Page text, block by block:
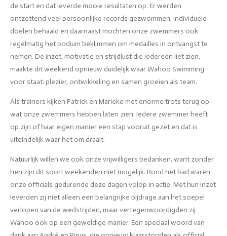
de start en dat leverde mooie resultaten op. Er werden
ontzettend veel persoonlijke records gezwommen, individuele
doelen behaald en daarnaast mochten onze zwemmers ook
regelmatig het podium beklimmen om medailles in ontvangst te
nemen. De inzet, motivatie en strijdlust die iedereen liet zien,
maakte dit weekend opnieuw duidelijk waar Wahoo Swimming
voor staat: plezier, ontwikkeling en samen groeien als team.
Als trainers kijken Patrick en Marieke met enorme trots terug op
wat onze zwemmers hebben laten zien. Iedere zwemmer heeft
op zijn of haar eigen manier een stap vooruit gezet en dat is
uiteindelijk waar het om draait.
Natuurlijk willen we ook onze vrijwilligers bedanken, want zonder
hen zijn dit soort weekenden niet mogelijk. Rond het bad waren
onze officials gedurende deze dagen volop in actie. Met hun inzet
leverden zij niet alleen een belangrijke bijdrage aan het soepel
verlopen van de wedstrijden, maar vertegenwoordigden zij
Wahoo ook op een geweldige manier. Een speciaal woord van